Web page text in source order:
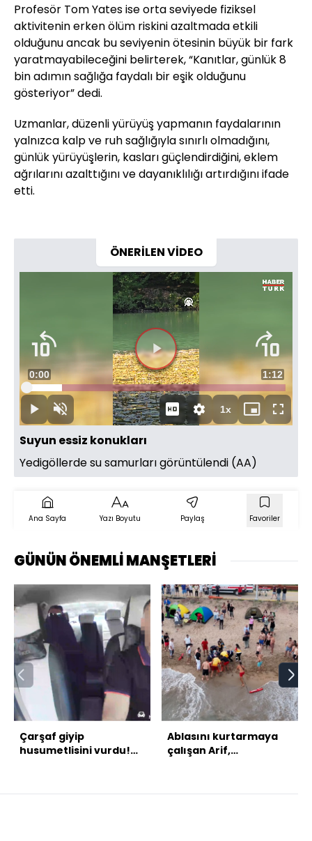
Profesör Tom Yates ise orta seviyede fiziksel
aktivitenin erken ölüm riskini azaltmada etkili
olduğunu ancak bu seviyenin ötesinin büyük bir fark
yaratmayabileceğini belirterek, “Kanıtlar, günlük 8
bin adımın sağlığa faydalı bir eşik olduğunu
gösteriyor” dedi.
Uzmanlar, düzenli yürüyüş yapmanın faydalarının
yalnızca kalp ve ruh sağlığıyla sınırlı olmadığını,
günlük yürüyüşlerin, kasları güçlendirdiğini, eklem
ağrılarını azalttığını ve dayanıklılığı artırdığını ifade
etti.
ÖNERİLEN VİDEO
DuraklatSesi
Aç
Süre
0:00 Toplam
Süre
1:12
Yüklendi:
13.72%
1xOynatma
Hızı
Mini
oynatıcı
Tam
Ekran
Suyun essiz konukları
Yedigöllerde su samurları görüntülendi (AA)
Ana Sayfa Yazı Boyutu Paylaş Favoriler
GÜNÜN ÖNEMLİ MANŞETLERİ
Çarşaf giyip
husumetlisini vurdu!
Ablasını kurtarmaya
çalışan Arif,